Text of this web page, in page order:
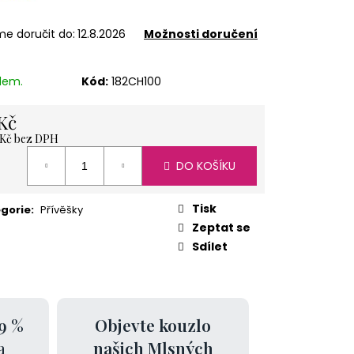
doručit do: 12.8.2026 Možnosti doručení
Kód: 182CH100
bez DPH
DO KOŠÍKU
: Přívěšky
Tisk
Zeptat se
Sdílet
%
Objevte kouzlo
našich Mlsných